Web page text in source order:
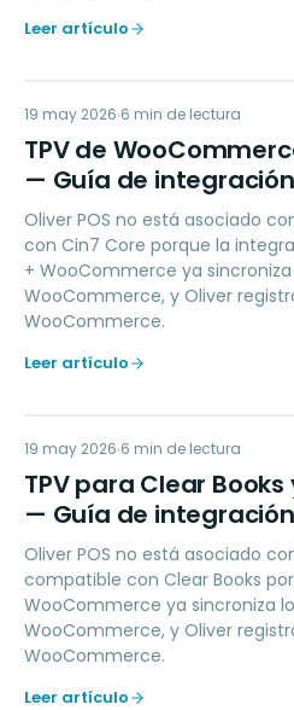
Leer artículo
TD
ACCOUNTING
19 may 2026 6 min de lectura
TPV de
— Guía de integración
Oliver POS no está asociado
con Cin7 Core porque la
+ WooCommerce ya
WooCommerce, y Oliver
WooCommerce.
Leer artículo
TP
ACCOUNTING
19 may 2026 6 min de lectura
TPV para Clear
— Guía de integración
Oliver POS no está asociado
compatible con Clear Books
WooCommerce ya sincroniza
WooCommerce, y Oliver
WooCommerce.
Leer artículo